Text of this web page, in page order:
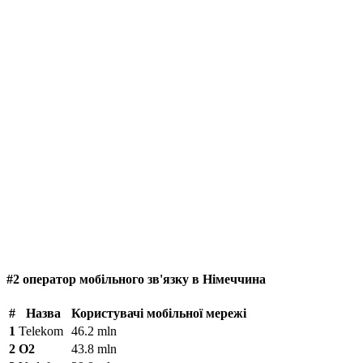
#2 оператор мобільного зв'язку в Німеччина
# Назва
Користувачі мобільної мережі
1 Telekom 46.2 mln
2 O2
43.8 mln